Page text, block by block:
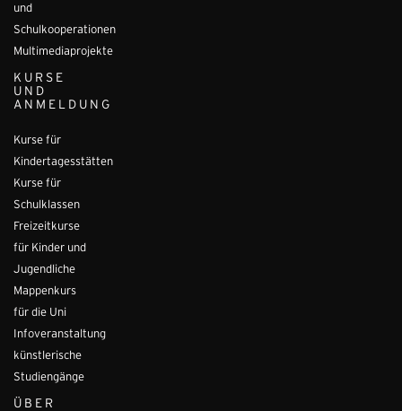
und
Schulkooperationen
Multimediaprojekte
KURSE
UND
ANMELDUNG
Kurse für
Kindertagesstätten
Kurse für
Schulklassen
Freizeitkurse
für Kinder und
Jugendliche
Mappenkurs
für die Uni
Infoveranstaltung
künstlerische
Studiengänge
ÜBER